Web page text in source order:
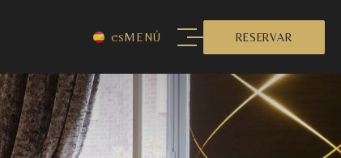
esMENÚ RESERVAR